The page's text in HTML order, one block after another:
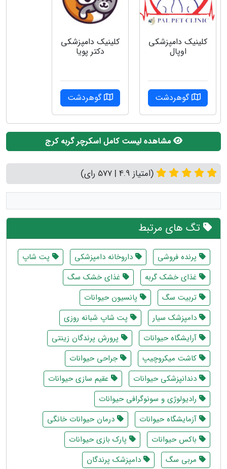
كلينيك دامپزشكي
اوپال
گوهردشت
کلینیک دامپزشکی
دکتر پویا
گوهردشت
مشاهده لیست کامل اسکرچر گربه کرج
(امتیاز 4.9 | 577 رای)
تگ های مرتبط
پرنده فروشی داروخانه دامپزشکی
پت شاپ
غذای خشک گربه
غذای خشک سگ
تربیت سگ
پانسیون حیوانات
دامپزشک سیار
پت شاپ شبانه روزی
آرایشگاه حیوانات
پرورش پرندگان زینتی
کاشت میکروچیپ
جراحی حیوانات
دندانپزشکی حیوانات
عقیم سازی حیوانات
رادیولوژی و سونوگرافی حیوانات
آزمایشگاه حیوانات
درمان حیوانات‌ خانگی
باکس حیوانات
پارک بازی حیوانات
مربی سگ
دامپزشک پرندگان